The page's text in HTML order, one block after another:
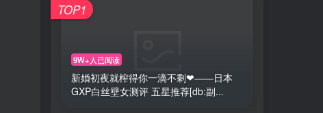
9W+人已阅读
新婚初夜就榨得你一滴不剩❤——日本
GXP白丝壁女测评 五星推荐[db:副...
TOP1